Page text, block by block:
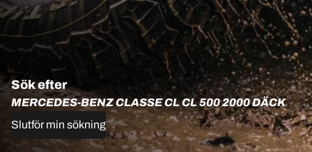
Sök efter
MERCEDES-BENZ CLASSE CL CL 500 2000 DÄCK
Slutför min sökning